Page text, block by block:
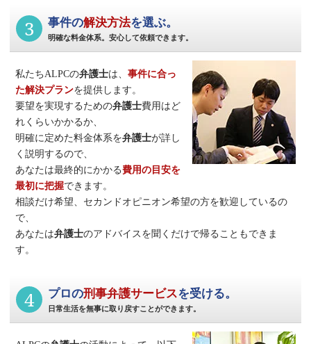
3 事件の解決方法を選ぶ。
明確な料金体系。安心して依頼できます。
私たちALPCの弁護士は、事件に合っ
た解決プランを提供します。
要望を実現するための弁護士費用はど
れくらいかかるか、
明確に定めた料金体系を弁護士が詳し
く説明するので、
あなたは最終的にかかる費用の目安を
最初に把握できます。
相談だけ希望、セカンドオピニオン希望の方を歓迎しているの
で、
あなたは弁護士のアドバイスを聞くだけで帰ることもできま
す。
4 プロの刑事弁護サービスを受ける。
日常生活を無事に取り戻すことができます。